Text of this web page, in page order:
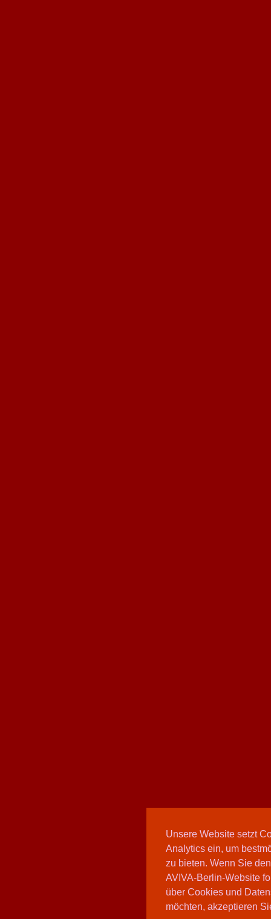
Unsere Website setzt
Analytics ein, um
zu bieten. Wenn Sie
AVIVA-Berlin-Website
über Cookies und
möchten, akzeptieren